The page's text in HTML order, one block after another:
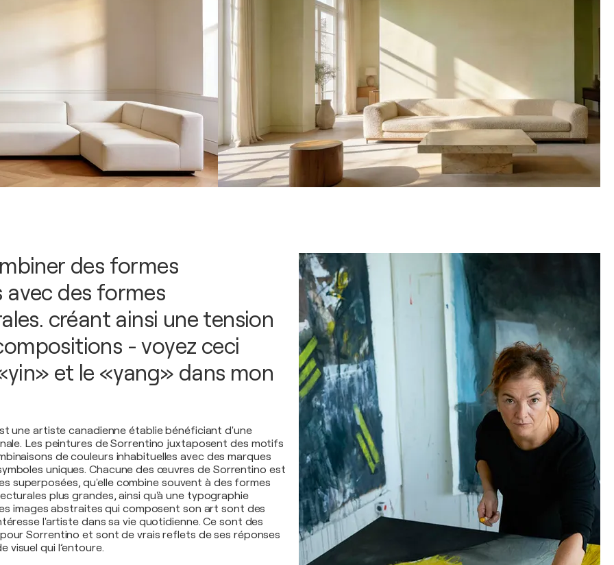
des formes
avec des formes
créant ainsi une tension
- voyez ceci
et le «yang» dans mon
une artiste canadienne établie bénéficiant d'une
Les peintures de Sorrentino juxtaposent des motifs
de couleurs inhabituelles avec des marques
uniques. Chacune des œuvres de Sorrentino est
superposées, qu'elle combine souvent à des formes
plus grandes, ainsi qu'à une typographie
images abstraites qui composent son art sont des
l'artiste dans sa vie quotidienne. Ce sont des
Sorrentino et sont de vrais reflets de ses réponses
visuel qui l’entoure.